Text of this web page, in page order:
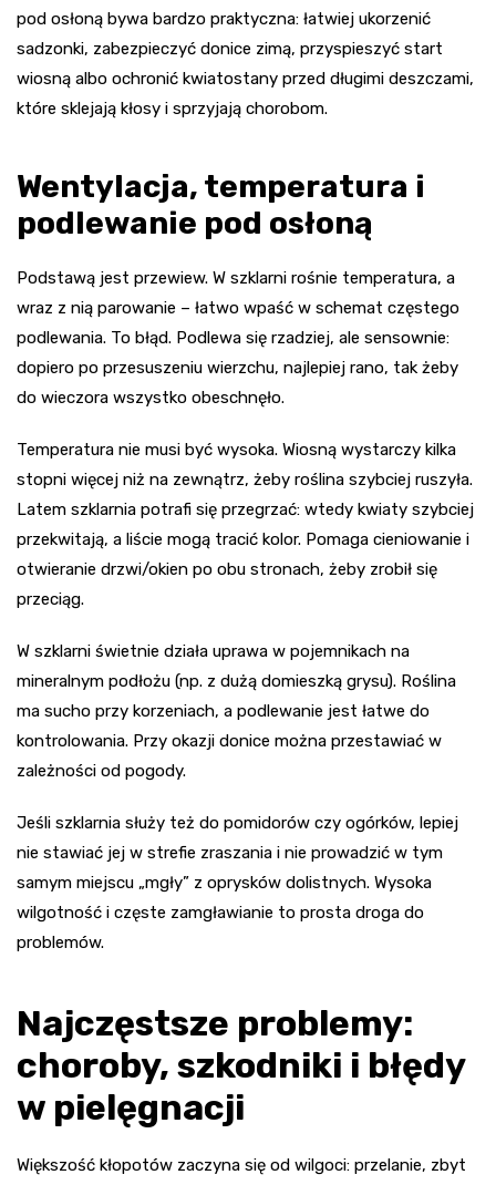
pod osłoną bywa bardzo praktyczna: łatwiej ukorzenić
sadzonki, zabezpieczyć donice zimą, przyspieszyć start
wiosną albo ochronić kwiatostany przed długimi deszczami,
które sklejają kłosy i sprzyjają chorobom.
Wentylacja, temperatura i
podlewanie pod osłoną
Podstawą jest przewiew. W szklarni rośnie temperatura, a
wraz z nią parowanie – łatwo wpaść w schemat częstego
podlewania. To błąd. Podlewa się rzadziej, ale sensownie:
dopiero po przesuszeniu wierzchu, najlepiej rano, tak żeby
do wieczora wszystko obeschnęło.
Temperatura nie musi być wysoka. Wiosną wystarczy kilka
stopni więcej niż na zewnątrz, żeby roślina szybciej ruszyła.
Latem szklarnia potrafi się przegrzać: wtedy kwiaty szybciej
przekwitają, a liście mogą tracić kolor. Pomaga cieniowanie i
otwieranie drzwi/okien po obu stronach, żeby zrobił się
przeciąg.
W szklarni świetnie działa uprawa w pojemnikach na
mineralnym podłożu (np. z dużą domieszką grysu). Roślina
ma sucho przy korzeniach, a podlewanie jest łatwe do
kontrolowania. Przy okazji donice można przestawiać w
zależności od pogody.
Jeśli szklarnia służy też do pomidorów czy ogórków, lepiej
nie stawiać jej w strefie zraszania i nie prowadzić w tym
samym miejscu „mgły” z oprysków dolistnych. Wysoka
wilgotność i częste zamgławianie to prosta droga do
problemów.
Najczęstsze problemy:
choroby, szkodniki i błędy
w pielęgnacji
Większość kłopotów zaczyna się od wilgoci: przelanie, zbyt